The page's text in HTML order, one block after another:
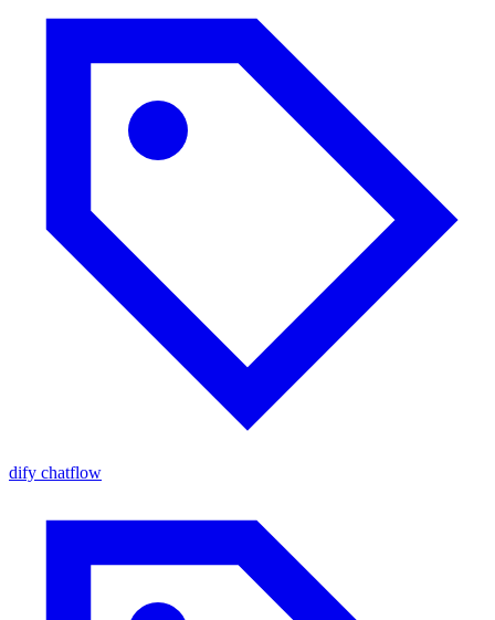
dify chatflow